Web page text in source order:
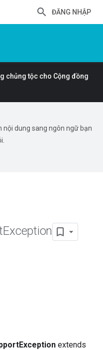
ĐĂNG NHẬP
chủng tộc cho Cộng đồng
nội dung sang ngôn ngữ bạn
Exception
extends